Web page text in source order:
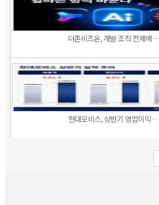
더존비즈온, 개발 조직 전체에…
현대모비스, 상반기 영업이익…